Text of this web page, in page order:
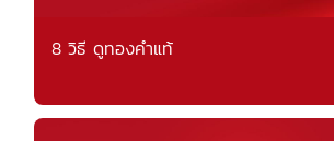
8 วิธี ดูทองคำแท้